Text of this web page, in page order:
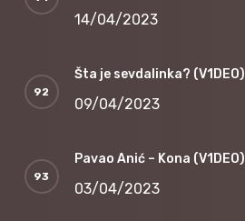
14/04/2023
Šta je sevdalinka? (V1DEO)
09/04/2023
Pavao Anić – Kona (V1DEO)
03/04/2023